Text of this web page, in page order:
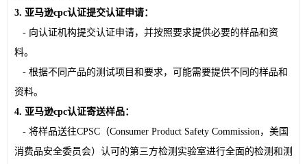
3. 亚马逊cpc认证提交认证申请：
- 向认证机构提交认证申请，并按照要求提供必要的样品和资
料。
- 根据不同产品的测试项目和要求，可能需要提供不同的样品和
资料。
4. 亚马逊cpc认证寄送样品：
- 将样品送往CPSC（Consumer Product Safety Commission，美国
消费品安全委员会）认可的第三方检测实验室进行全面的检测和测